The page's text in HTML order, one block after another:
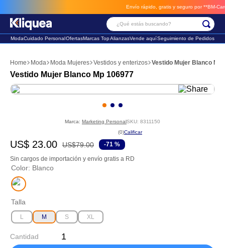
Envío rápido, gratis y seguro por **BM-Cargo**
¿Qué estás buscando?
ModaCuidado PersonalOfertasMarcas TopAlianzasVende aquíSeguimiento de Pedidos
Moda Moda Mujeres Vestidos y enterizos Vestido Mujer Blanco Mp
Vestido Mujer Blanco Mp 106977
Marca: Marketing PersonalSKU: 8311150
☆
(0)
US$ 23.00 US$79.00 -71 %
Sin cargos de importación y envío gratis a RD
Color: Blanco
Talla
L M S XL
Cantidad
2. sandalia